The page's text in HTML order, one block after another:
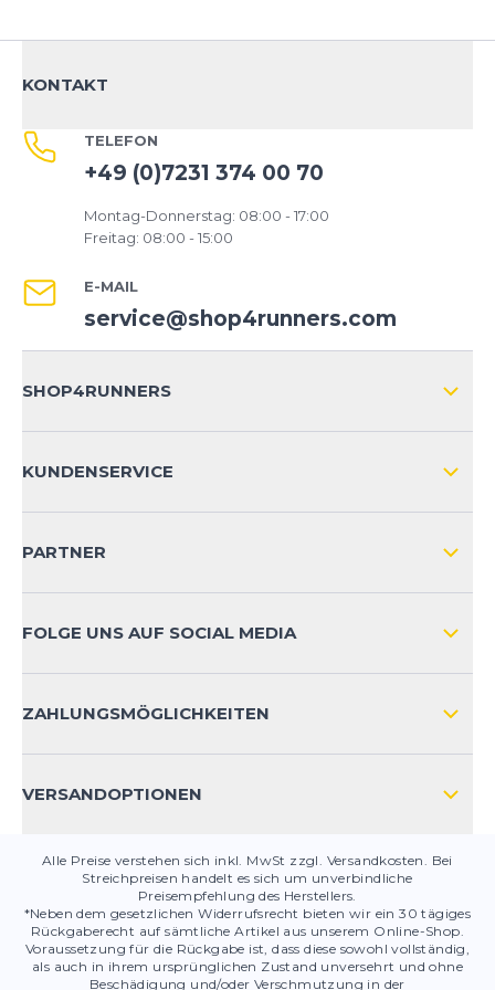
Fazit:
du einen Laufschuh, der Komfort, Stabilität und
Performance auf clevere Weise kombiniert. Er ist
Trainingsläufe effizient und angenehm gestalten
möchten.
KONTAKT
TELEFON
+49 (0)7231 374 00 70
Montag-Donnerstag: 08:00 - 17:00
Freitag: 08:00 - 15:00
E-MAIL
service@shop4runners.com
SHOP4RUNNERS
KUNDENSERVICE
KONTAKT
PRODUKTSICHERHEIT
PARTNER
FOLGE UNS AUF SOCIAL MEDIA
ZAHLUNGSMÖGLICHKEITEN
VERSANDOPTIONEN
Alle Preise verstehen sich inkl. MwSt zzgl. Versandkosten. Bei
Streichpreisen handelt es sich um unverbindliche
Preisempfehlung des Herstellers.
*Neben dem gesetzlichen Widerrufsrecht bieten wir ein 30 tägiges
Rückgaberecht auf sämtliche Artikel aus unserem Online-Shop.
Voraussetzung für die Rückgabe ist, dass diese sowohl vollständig,
als auch in ihrem ursprünglichen Zustand unversehrt und ohne
Beschädigung und/oder Verschmutzung in der